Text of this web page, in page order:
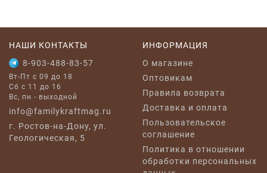
НАШИ КОНТАКТЫ
8-903-488-83-57
Вт-Пт с 09 до 18
Сб с 11 до 16
Вс, пн - выходной
info@familykraftmag.ru
г. Ростов-на-Дону, ул.
Геологическая, 5
ИНФОРМАЦИЯ
O магазине
Оптовикам
Правила возврата
Доставка и оплата
Пользовательское
соглашение
Политика в отношении
обработки персональных